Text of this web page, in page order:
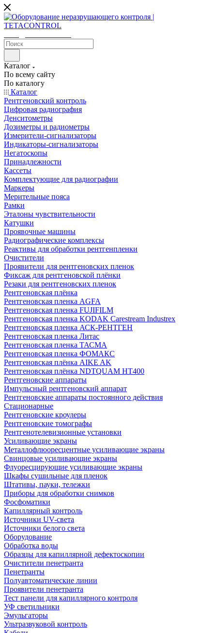
Каталог
По всему сайту
По каталогу
Каталог
Рентгеновский контроль
Цифровая радиография
Денситометры
Дозиметры и радиометры
Измерители-сигнализаторы
Индикаторы-сигнализаторы
Негатоскопы
Принадлежности
Кассеты
Комплектующие для радиографии
Маркеры
Мерительные пояса
Рамки
Эталоны чувствительности
Катушки
Проявочные машины
Радиографические комплексы
Реактивы для обработки рентгенпленки
Очистители
Проявители для рентгеновских пленок
Фиксаж для рентгеновской плёнки
Резаки для рентгеновских пленок
Рентгеновская плёнка
Рентгеновская пленка AGFA
Рентгеновская пленка FUJIFILM
Рентгеновская пленка KODAK Carestream Industrex
Рентгеновская пленка АСК-РЕНТГЕН
Рентгеновская пленка Литас
Рентгеновская пленка ТАСМА
Рентгеновская пленка ФОМАКС
Рентгеновская плёнка AIKE AK
Рентгеновская плёнка NDTQUAM HT400
Рентгеновские аппараты
Импульсный рентгеновский аппарат
Рентгеновские аппараты постоянного действия
Стационарные
Рентгеновские кроулеры
Рентгеновские томографы
Рентгенотелевизионные установки
Усиливающие экраны
Металлофлюоресцентные усиливающие экраны
Свинцовые усиливающие экраны
Флуоресцирующие усиливающие экраны
Шкафы сушильные для пленок
Штативы, пауки, тележки
Приборы для обработки снимков
Фосфоматики
Капиллярный контроль
Источники UV-света
Источники белого света
Оборудование
Обработка воды
Образцы для капиллярной дефектоскопии
Очистители пенетранта
Пенетранты
Полуавтоматические линии
Проявители пенетранта
Тест панели для капиллярного контроля
УФ светильники
Эмульгаторы
Ультразвуковой контроль